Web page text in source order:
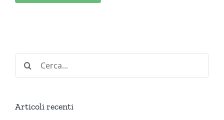
Cerca
Articoli recenti